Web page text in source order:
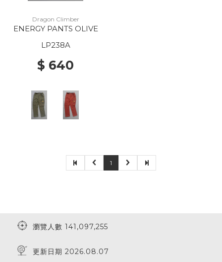
Dragon Climber
ENERGY PANTS OLIVE
LP238A
$ 640
1
瀏覽人數 141,097,255
更新日期 2026.08.07